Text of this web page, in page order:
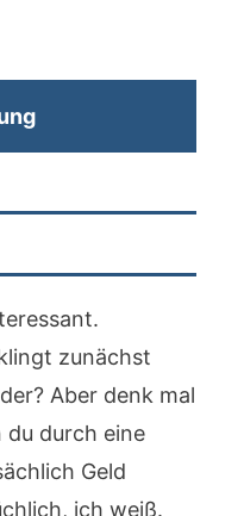
zunächst
Aber denk mal
du durch eine
Geld
ich weiß.